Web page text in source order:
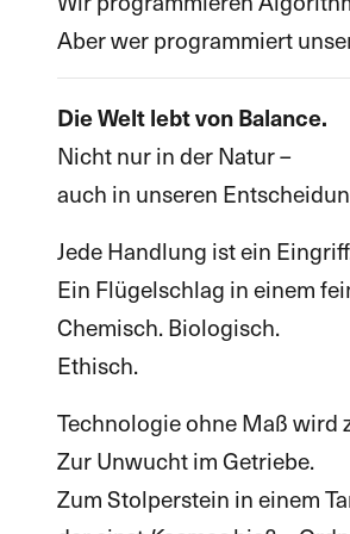
Aber wer programmiert
Die Welt lebt von Balance.
Nicht nur in der Natur –
auch in unseren
Jede Handlung ist ein
Ein Flügelschlag in einem
Chemisch. Biologisch.
Ethisch.
Technologie ohne Maß wird
Zur Unwucht im Getriebe.
Zum Stolperstein in einem